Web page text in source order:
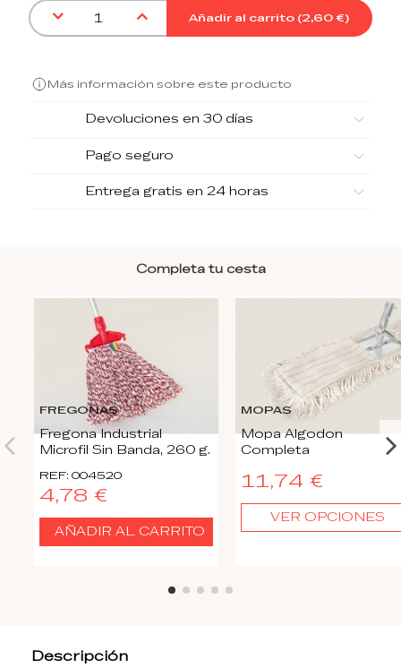
Añadir al carrito (2,60 €)
Más información sobre este producto
Devoluciones en 30 días
Pago seguro
Entrega gratis en 24 horas
Completa tu cesta
FREGONAS
Fregona Industrial
Microfil Sin Banda, 260 g.
REF: 004520
4,78 €
AÑADIR AL CARRITO
MOPAS
Mopa Algodon
Completa
11,74 €
VER OPCIONES
Descripción